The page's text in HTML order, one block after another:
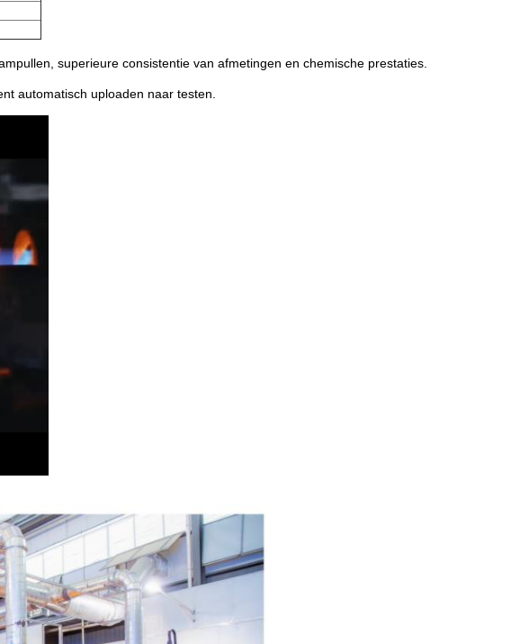
superieure consistentie van afmetingen en chemische prestaties.
automatisch uploaden naar testen.